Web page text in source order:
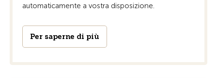
automaticamente a vostra disposizione.
Per saperne di più